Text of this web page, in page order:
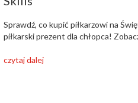
Sprawdź, co kupić piłkarzowi na
piłkarski prezent dla chłopca!
czytaj dalej